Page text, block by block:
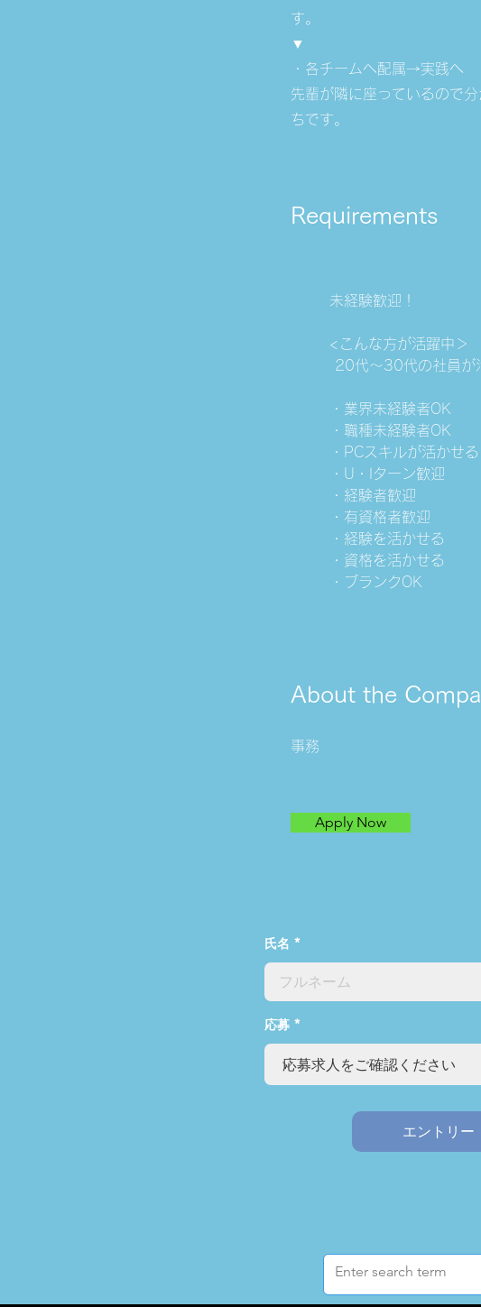
す。
▼
・各チームへ配属→実践へ
先輩が隣に座っているので
ちです。
Requirements
未経験歓迎！
<こんな方が活躍中＞
20代～30代の社員が
・業界未経験者OK
・職種未経験者OK
・PCスキルが活かせる
・U・Iターン歓迎
・経験者歓迎
・有資格者歓迎
・経験を活かせる
・資格を活かせる
・ブランクOK
About the
事務
Apply Now
氏名
応募
エントリー